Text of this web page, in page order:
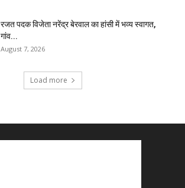
रजत पदक विजेता नरेंद्र बेरवाल का हांसी में भव्य स्वागत,
गांव...
August 7, 2026
Load more